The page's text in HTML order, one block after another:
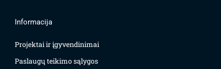
Informacija
Projektai ir įgyvendinimai
Paslaugų teikimo sąlygos